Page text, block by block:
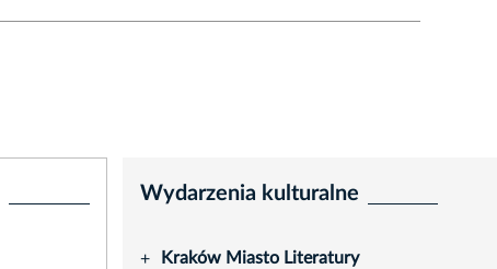
Wydarzenia kulturalne
+ Kraków Miasto Literatury